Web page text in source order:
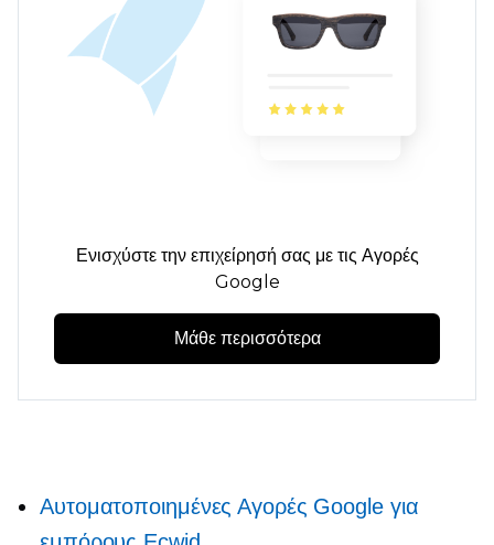
Ενισχύστε την επιχείρησή σας με τις Αγορές
Google
Μάθε περισσότερα
Αυτοματοποιημένες Αγορές Google για